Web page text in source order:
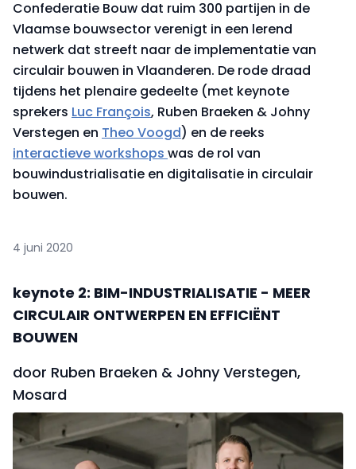
Confederatie Bouw dat ruim 300 partijen in de
Vlaamse bouwsector verenigt in een lerend
netwerk dat streeft naar de implementatie van
circulair bouwen in Vlaanderen. De rode draad
tijdens het plenaire gedeelte (met keynote
sprekers Luc François, Ruben Braeken & Johny
Verstegen en Theo Voogd) en de reeks
interactieve workshops was de rol van
bouwindustrialisatie en digitalisatie in circulair
bouwen.
4 juni 2020
keynote 2: BIM-INDUSTRIALISATIE - MEER
CIRCULAIR ONTWERPEN EN EFFICIËNT
BOUWEN
door Ruben Braeken & Johny Verstegen,
Mosard